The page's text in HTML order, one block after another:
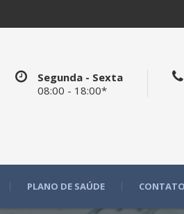
Segunda - Sexta
08:00 - 18:00*
PLANO DE SAÚDE CONTATO